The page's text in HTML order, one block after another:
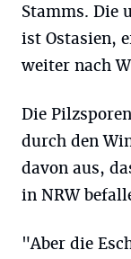
Stamms. Die
ist Ostasien,
weiter nach
Die
durch den
davon aus,
in NRW
"Aber die